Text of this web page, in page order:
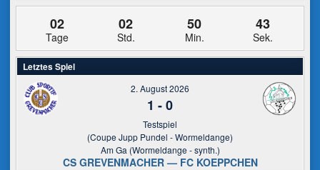
02
Tage
02
Std.
50
Min.
43
Sek.
Letztes Spiel
2. August 2026
1 -0
Testspiel
(Coupe Jupp Pundel - Wormeldange)
Am Ga (Wormeldange - synth.)
CS GREVENMACHER — FC KOEPPCHEN